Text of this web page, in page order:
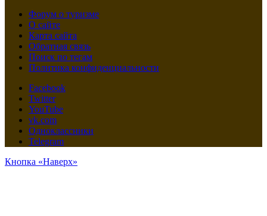
Форум о туризме
О сайте
Карта сайта
Обратная связь
Поиск по тегам
Политика конфиденциальности
Facebook
Twitter
YouTube
vk.com
Одноклассники
Telegram
Кнопка «Наверх»